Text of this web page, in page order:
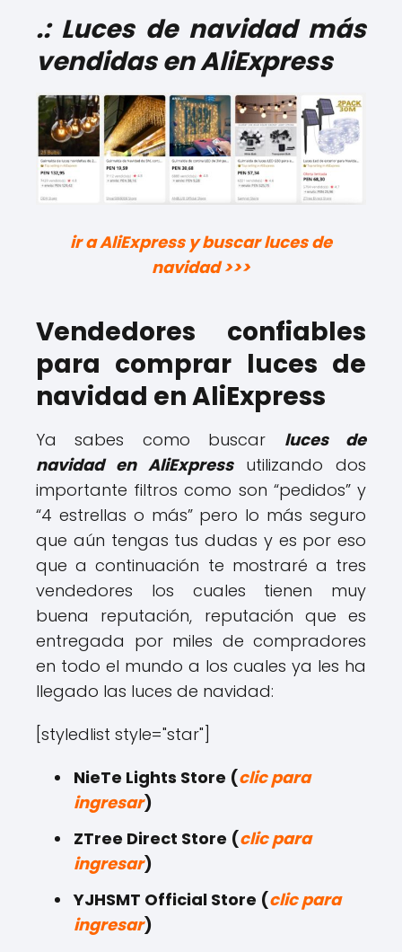
.: Luces de navidad más
vendidas en AliExpress
ir a AliExpress y buscar luces de
navidad >>>
Vendedores confiables
para comprar luces de
navidad en AliExpress
Ya sabes como buscar luces de
navidad en AliExpressutilizando dos
importante filtros como son “pedidos” y
“4 estrellas o más” pero lo más seguro
que aún tengas tus dudas y es por eso
que a continuación te mostraré a tres
vendedores los cuales tienen muy
buena reputación, reputación que es
entregada por miles de compradores
en todo el mundo a los cuales ya les ha
llegado las luces de navidad:
[styledlist style="star"]
NieTe Lights Store (clic para
ingresar)
ZTree Direct Store (clic para
ingresar)
YJHSMT Official Store (clic para
ingresar)